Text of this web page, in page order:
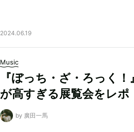
2024.06.19
Music
『ぼっち・ざ・ろっく
が高すぎる展覧会をレポ
by 廣田一馬